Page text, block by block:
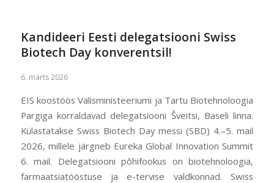
Kandideeri Eesti delegatsiooni Swiss
Biotech Day konverentsil!
6. märts 2026
EIS koostöös Välisministeeriumi ja Tartu Biotehnoloogia
Pargiga korraldavad delegatsiooni Šveitsi, Baseli linna.
Külastatakse Swiss Biotech Day messi (SBD) 4.–5. mail
2026, millele järgneb Eureka Global Innovation Summit
6. mail. Delegatsiooni põhifookus on biotehnoloogia,
farmaatsiatööstuse ja e-tervise valdkonnad. Swiss